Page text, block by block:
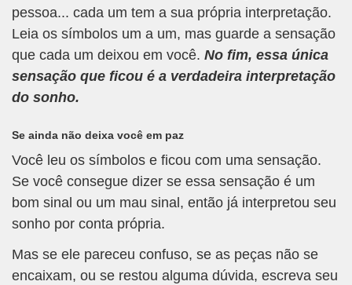
pessoa... cada um tem a sua própria interpretação.
Leia os símbolos um a um, mas guarde a sensação
que cada um deixou em você. No fim, essa única
sensação que ficou é a verdadeira interpretação
do sonho.
Se ainda não deixa você em paz
Você leu os símbolos e ficou com uma sensação.
Se você consegue dizer se essa sensação é um
bom sinal ou um mau sinal, então já interpretou seu
sonho por conta própria.
Mas se ele pareceu confuso, se as peças não se
encaixam, ou se restou alguma dúvida, escreva seu